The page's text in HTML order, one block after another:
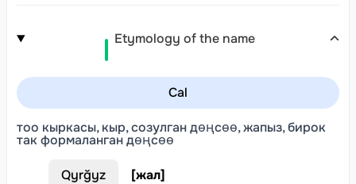
Etymology of the name
Cal
тоо кыркасы, кыр, созулган дөңсөө, жапыз, бирок
так формаланган дөңсөө
Qyrğyz [жал]